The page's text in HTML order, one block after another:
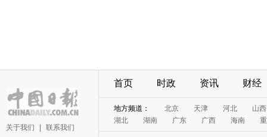
关于我们 联系我们
首页 时政 资讯 财经
地方频道： 北京 天津 河北
山西
湖北
湖南 广东 广西 海南